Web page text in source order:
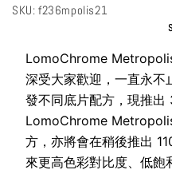
SKU: f236mpolis21
LomoChrome
深受大家歡迎，一直永
發不同底片配方，現推
LomoChrome
方，亦將會在稍後推出
來更高色彩對比度、低飽